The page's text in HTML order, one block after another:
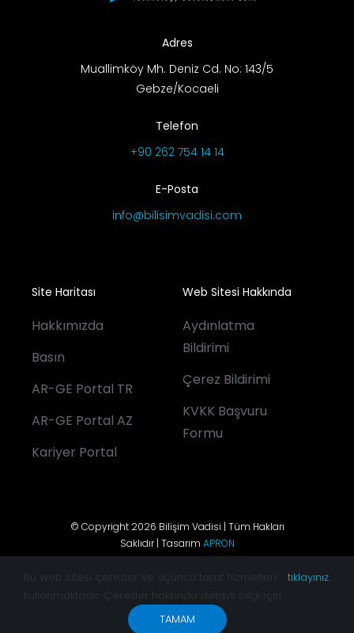
Adres
Muallimköy Mh. Deniz Cd. No: 143/5
Gebze/Kocaeli
Telefon
+90 262 754 14 14
E-Posta
info@bilisimvadisi.com
Site Haritası
Hakkımızda
Basın
AR-GE Portal TR
AR-GE Portal AZ
Kariyer Portal
Web Sitesi Hakkında
Aydınlatma
Bildirimi
Çerez Bildirimi
KVKK Başvuru
Formu
© Copyright 2026 Bilişim Vadisi | Tüm Hakları
Saklıdır | Tasarım APRON
Bu web sitesi çerezler ve üçüncü taraf hizmetleri
kullanmaktadır. Çerezler hakkında detaylı bilgi için
tıklayınız.
TAMAM